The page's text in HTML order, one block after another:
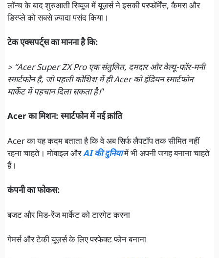
लॉन्च के बाद शुरुआती रिव्यूज में यूज़र्स ने इसकी परफॉर्मेंस, कैमरा और
डिस्प्ले को सबसे ज़्यादा पसंद किया।
टेक एक्सपर्ट्स का मानना है कि:
> “Acer Super ZX Pro एक संतुलित, दमदार और वैल्यू-फॉर-मनी
स्मार्टफोन है, जो पहली कोशिश में ही Acer को इंडियन स्मार्टफोन
मार्केट में पहचान दिला सकता है।”
Acer का मिशन: स्मार्टफोन में नई क्रांति
Acer का यह कदम बताता है कि वे अब सिर्फ लैपटॉप तक सीमित नहीं
रहना चाहते। मोबाइल औरAI की दुनियामें भी अपनी जगह बनाना चाहते
हैं।
कंपनी का फोकस:
बजट और मिड-रेंज मार्केट को टारगेट करना
गेमर्स और टेकी यूज़र्स के लिए परफेक्ट फोन बनाना